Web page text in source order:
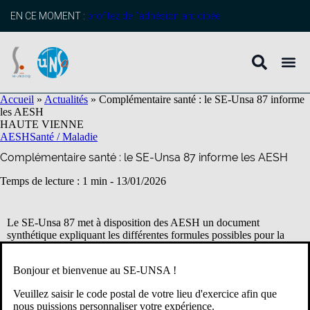
principal
EN CE MOMENT : profitez de l’adhésion anticipée
Accueil » Actualités » Complémentaire santé : le SE-Unsa 87 informe
les AESH
HAUTE VIENNE
AESHSanté / Maladie
Complémentaire santé : le SE-Unsa 87 informe les AESH
Temps de lecture : 1 min - 13/01/2026
Le SE-Unsa 87 met à disposition des AESH un document
synthétique expliquant les différentes formules possibles pour la
complémentaire santé, ainsi que le coût de chacune d’elle.
Vous pouvez retrouver le document en suivant ce lien :
AESH complémentaire santé
Bonjour et bienvenue au SE-UNSA !
Veuillez saisir le code postal de votre lieu d'exercice afin que
nous puissions personnaliser votre expérience.